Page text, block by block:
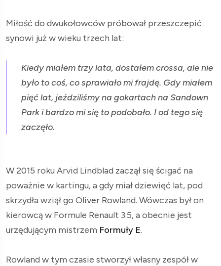
Miłość do dwukołowców próbował przeszczepić
synowi już w wieku trzech lat:
Kiedy miałem trzy lata, dostałem crossa, ale nie
było to coś, co sprawiało mi frajdę. Gdy miałem
pięć lat, jeździliśmy na gokartach na Sandown
Park i bardzo mi się to podobało. I od tego się
zaczęło.
W 2015 roku Arvid Lindblad zaczął się ścigać na
poważnie w kartingu, a gdy miał dziewięć lat, pod
skrzydła wziął go Oliver Rowland. Wówczas był on
kierowcą w Formule Renault 3.5, a obecnie jest
urzędującym mistrzem Formuły E.
Rowland w tym czasie stworzył własny zespół w